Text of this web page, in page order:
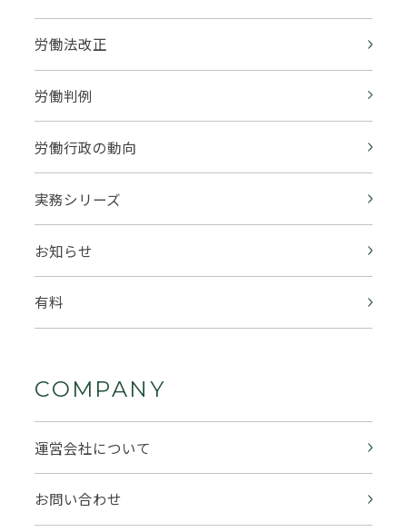
労働法改正
労働判例
労働行政の動向
実務シリーズ
お知らせ
有料
COMPANY
運営会社について
お問い合わせ